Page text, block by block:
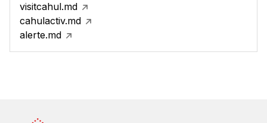
visitcahul.md
cahulactiv.md
alerte.md